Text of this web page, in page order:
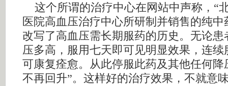
这个所谓的治疗中心在网站中声称，“
医院高血压治疗中心所研制并销售的纯
改写了高血压需长期服药的历史。无论患
压多高，服用七天即可见明显效果，连续
可康复痊愈。从此停服此药及其他任何降
不再回升”。这样好的治疗效果，不就意